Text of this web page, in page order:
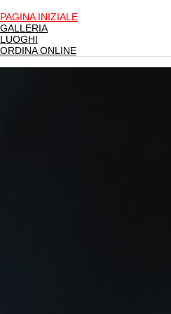
PAGINA INIZIALE
GALLERIA
LUOGHI
ORDINA ONLINE